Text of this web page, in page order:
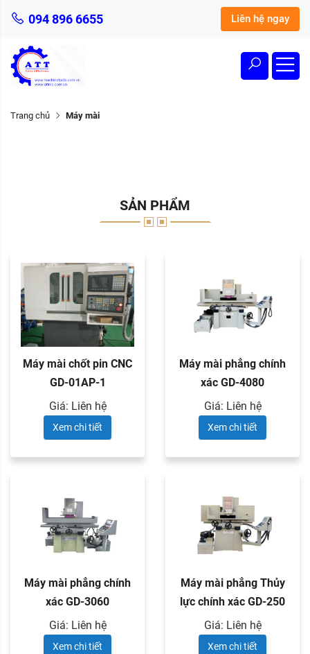
094 896 6655 Liên hệ ngay
Trang chủ Máy mài
SẢN PHẨM
Máy mài chốt pin CNC
GD-01AP-1
Giá: Liên hệ
Xem chi tiết
Máy mài phẳng chính
xác GD-4080
Giá: Liên hệ
Xem chi tiết
Máy mài phẳng chính
xác GD-3060
Giá: Liên hệ
Xem chi tiết
Máy mài phẳng Thủy
lực chính xác GD-250
Giá: Liên hệ
Xem chi tiết